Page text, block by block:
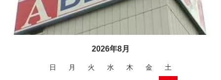
2026年8月
日 月 火 水 木 金 土